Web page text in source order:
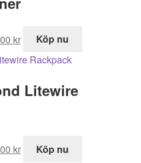
kr.
kr
nuvarande
priset
253,00 kr.
Köp nu
Litewire
kr
nuvarande
Köp nu